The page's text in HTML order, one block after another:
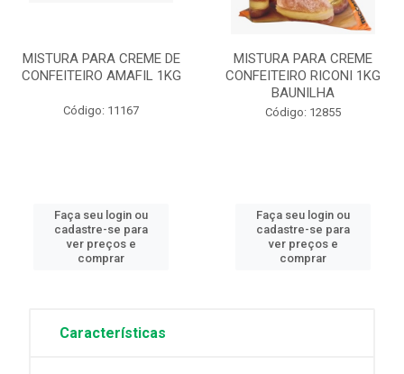
MISTURA PARA CREME DE
CONFEITEIRO AMAFIL 1KG
Código: 11167
Faça seu login ou
cadastre-se para
ver preços e
comprar
MISTURA PARA CREME
CONFEITEIRO RICONI 1KG
BAUNILHA
Código: 12855
Faça seu login ou
cadastre-se para
ver preços e
comprar
Características